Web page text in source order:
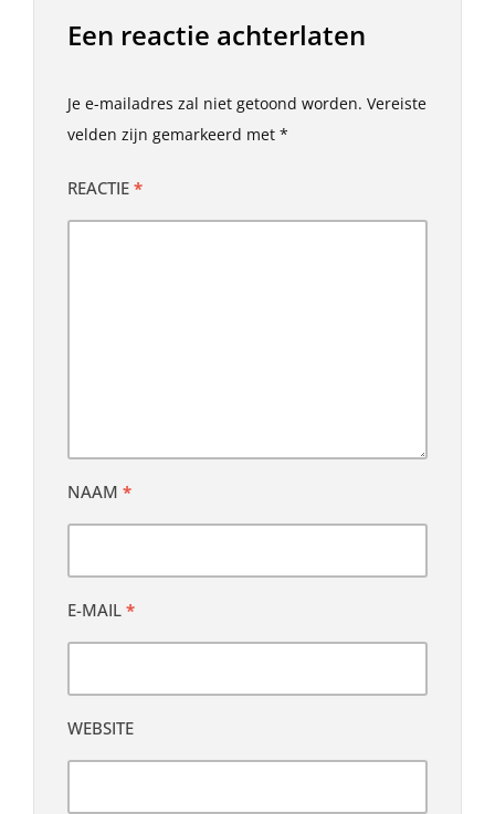
Een reactie achterlaten
Je e-mailadres zal niet getoond worden. Vereiste
velden zijn gemarkeerd met *
REACTIE *
NAAM *
E-MAIL *
WEBSITE